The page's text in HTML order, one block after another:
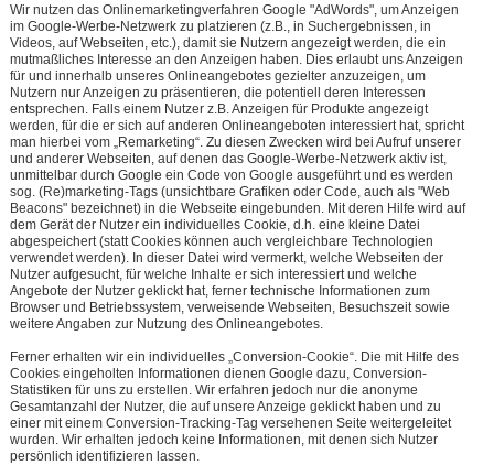
Wir nutzen das Onlinemarketingverfahren Google "AdWords", um Anzeigen
im Google-Werbe-Netzwerk zu platzieren (z.B., in Suchergebnissen, in
Videos, auf Webseiten, etc.), damit sie Nutzern angezeigt werden, die ein
mutmaßliches Interesse an den Anzeigen haben. Dies erlaubt uns Anzeigen
für und innerhalb unseres Onlineangebotes gezielter anzuzeigen, um
Nutzern nur Anzeigen zu präsentieren, die potentiell deren Interessen
entsprechen. Falls einem Nutzer z.B. Anzeigen für Produkte angezeigt
werden, für die er sich auf anderen Onlineangeboten interessiert hat, spricht
man hierbei vom „Remarketing“. Zu diesen Zwecken wird bei Aufruf unserer
und anderer Webseiten, auf denen das Google-Werbe-Netzwerk aktiv ist,
unmittelbar durch Google ein Code von Google ausgeführt und es werden
sog. (Re)marketing-Tags (unsichtbare Grafiken oder Code, auch als "Web
Beacons" bezeichnet) in die Webseite eingebunden. Mit deren Hilfe wird auf
dem Gerät der Nutzer ein individuelles Cookie, d.h. eine kleine Datei
abgespeichert (statt Cookies können auch vergleichbare Technologien
verwendet werden). In dieser Datei wird vermerkt, welche Webseiten der
Nutzer aufgesucht, für welche Inhalte er sich interessiert und welche
Angebote der Nutzer geklickt hat, ferner technische Informationen zum
Browser und Betriebssystem, verweisende Webseiten, Besuchszeit sowie
weitere Angaben zur Nutzung des Onlineangebotes.
Ferner erhalten wir ein individuelles „Conversion-Cookie“. Die mit Hilfe des
Cookies eingeholten Informationen dienen Google dazu, Conversion-
Statistiken für uns zu erstellen. Wir erfahren jedoch nur die anonyme
Gesamtanzahl der Nutzer, die auf unsere Anzeige geklickt haben und zu
einer mit einem Conversion-Tracking-Tag versehenen Seite weitergeleitet
wurden. Wir erhalten jedoch keine Informationen, mit denen sich Nutzer
persönlich identifizieren lassen.